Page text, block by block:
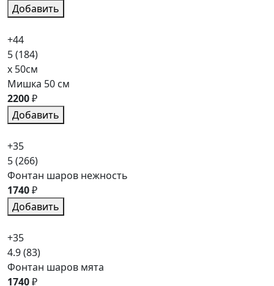
Добавить
+44
5(184)
x 50см
Мишка 50 см
2200₽
Добавить
+35
5(266)
Фонтан шаров нежность
1740₽
Добавить
+35
4.9(83)
Фонтан шаров мята
1740₽